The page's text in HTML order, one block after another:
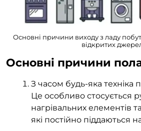
Основні причини виходу з ладу
відкритих
Основні причини
З часом будь-яка техніка
Це особливо стосується
нагрівальних елементів
які постійно піддаються